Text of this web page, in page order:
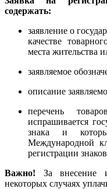
содержать:
заявление о
качестве
места жительства
заявляемое
описание
перечень
испрашивается
знака и
Международной
регистрации знаков
Важно! За внесение
некоторых случаях